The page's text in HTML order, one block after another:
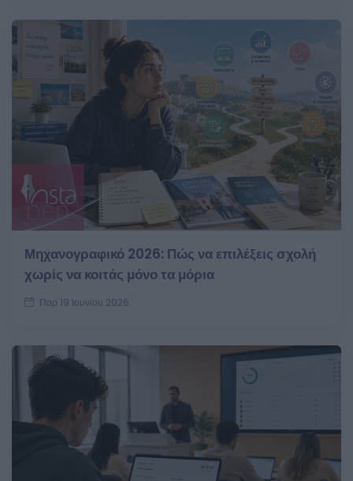
Μηχανογραφικό 2026: Πώς να επιλέξεις σχολή
χωρίς να κοιτάς μόνο τα μόρια
Παρ 19 Ιουνίου 2026